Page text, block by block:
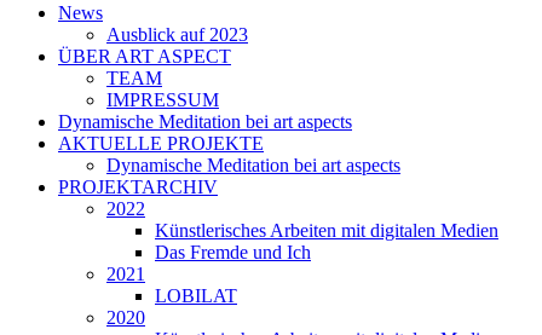
News
Ausblick auf 2023
ÜBER ART ASPECT
TEAM
IMPRESSUM
Dynamische Meditation bei art aspects
AKTUELLE PROJEKTE
Dynamische Meditation bei art aspects
PROJEKTARCHIV
2022
Künstlerisches Arbeiten mit digitalen Medien
Das Fremde und Ich
2021
LOBILAT
2020